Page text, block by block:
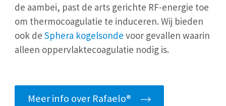
de aambei, past de arts gerichte RF-energie toe
om thermocoagulatie te induceren. Wij bieden
ook de Sphera kogelsonde voor gevallen waarin
alleen oppervlaktecoagulatie nodig is.
Meer info over Rafaelo®